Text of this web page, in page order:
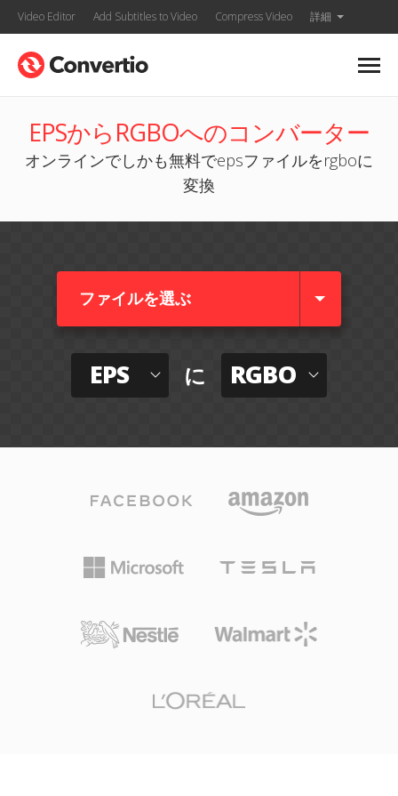
Video Editor Add Subtitles to Video Compress Video 詳細
EPSからRGBOへのコンバーター
オンラインでしかも無料でepsファイルをrgboに
変換
ファイルを選ぶ
EPS に RGBO